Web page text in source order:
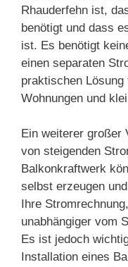
Rhauderfehn ist,
benötigt und dass
ist. Es benötigt
einen separaten
praktischen
Wohnungen und
Ein weiterer großer
von steigenden
Balkonkraftwerk
selbst erzeugen
Ihre
unabhängiger vom
Es ist jedoch
Installation eines